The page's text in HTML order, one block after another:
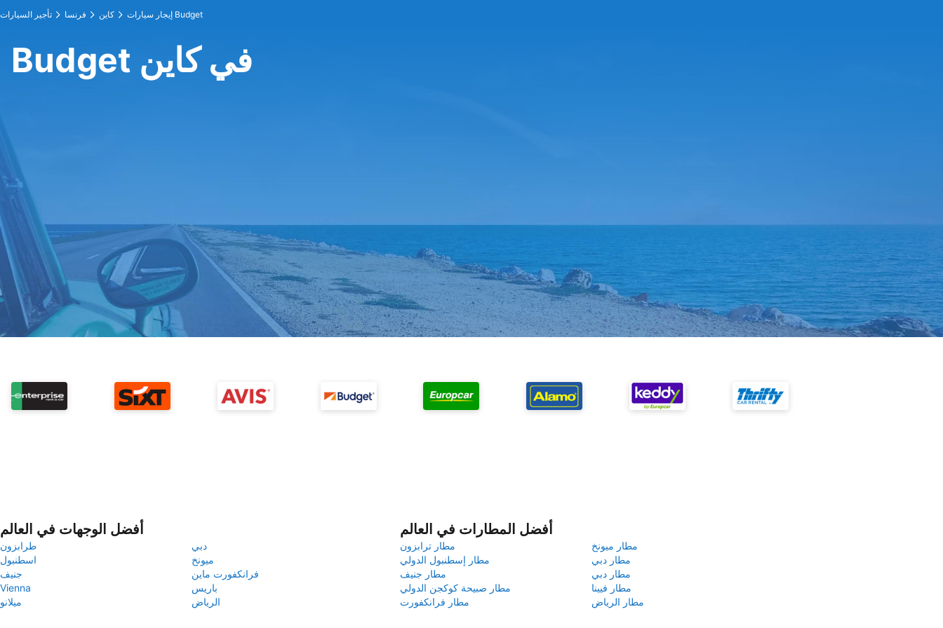
تأجير السيارات فرنسا كاين إيجار سيارات Budget
Budget في كاين
أفضل الوجهات في العالم
طرابزون
دبي
اسطنبول
ميونخ
جنيف
فرانكفورت ماين
Vienna
باريس
ميلانو
الرياض
أفضل المطارات في العالم
مطار ترابزون
مطار ميونخ
مطار إسطنبول الدولي
مطار دبي
مطار جنيف
مطار دبي
مطار صبيحة كوكجن الدولي
مطار فيينا
مطار فرانكفورت
مطار الرياض